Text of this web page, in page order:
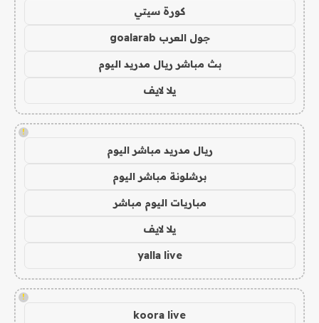
كورة سيتي
جول العرب goalarab
بث مباشر ريال مدريد اليوم
يلا لايف
!
ريال مدريد مباشر اليوم
برشلونة مباشر اليوم
مباريات اليوم مباشر
يلا لايف
yalla live
!
koora live